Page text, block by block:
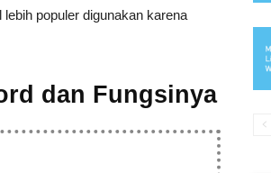
populer digunakan karena
dan Fungsinya